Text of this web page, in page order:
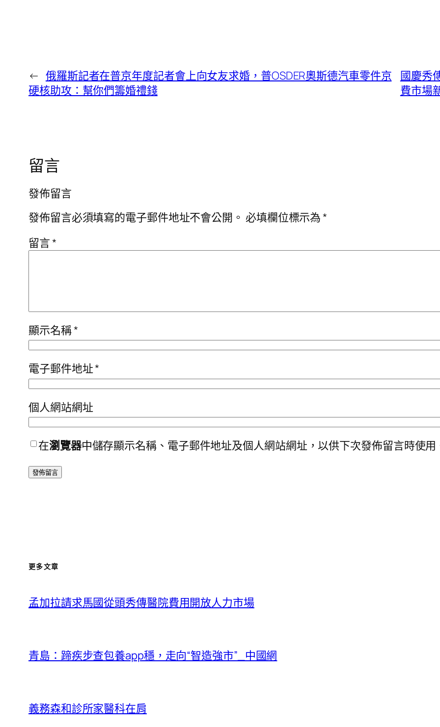
← 俄羅斯記者在普京年度記者會上向女友求婚，普OSDER奧斯德汽車零件京
硬核助攻：幫你們籌婚禮錢
國慶秀
費市場
留言
發佈留言
發佈留言必須填寫的電子郵件地址不會公開。 必填欄位標示為*
留言*
顯示名稱*
電子郵件地址*
個人網站網址
在瀏覽器中儲存顯示名稱、電子郵件地址及個人網站網址，以供下次發佈留言時使用
更多文章
孟加拉請求馬國從頭秀傳醫院費用開放人力市場
青島：蹄疾步查包養app穩，走向“智造強市”_中國網
義務森和診所家醫科在肩